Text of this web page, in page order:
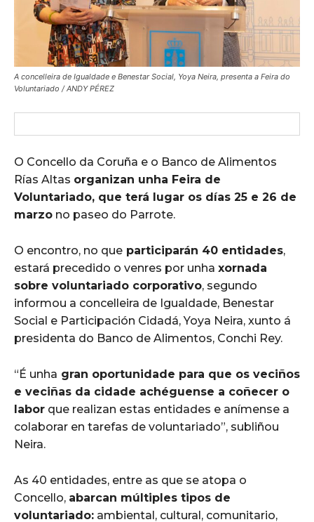
A concelleira de Igualdade e Benestar Social, Yoya Neira, presenta a Feira do
Voluntariado / ANDY PÉREZ
O Concello da Coruña e o Banco de Alimentos
Rías Altas organizan unha Feira de
Voluntariado, que terá lugar os días 25 e 26 de
marzo no paseo do Parrote.
O encontro, no que participarán 40 entidades,
estará precedido o venres por unha xornada
sobre voluntariado corporativo, segundo
informou a concelleira de Igualdade, Benestar
Social e Participación Cidadá, Yoya Neira, xunto á
presidenta do Banco de Alimentos, Conchi Rey.
“É unha gran oportunidade para que os veciños
e veciñas da cidade achéguense a coñecer o
labor que realizan estas entidades e anímense a
colaborar en tarefas de voluntariado”, subliñou
Neira.
As 40 entidades, entre as que se atopa o
Concello, abarcan múltiples tipos de
voluntariado: ambiental, cultural, comunitario,